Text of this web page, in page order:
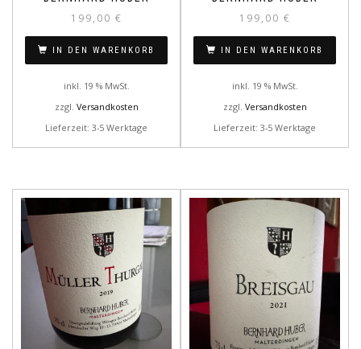
199,00 €
IN DEN WARENKORB
inkl. 19 % MwSt.
zzgl. Versandkosten
Lieferzeit: 3-5 Werktage
199,00 €
IN DEN WARENKORB
inkl. 19 % MwSt.
zzgl. Versandkosten
Lieferzeit: 3-5 Werktage